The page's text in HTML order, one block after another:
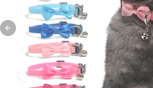
Previous slide